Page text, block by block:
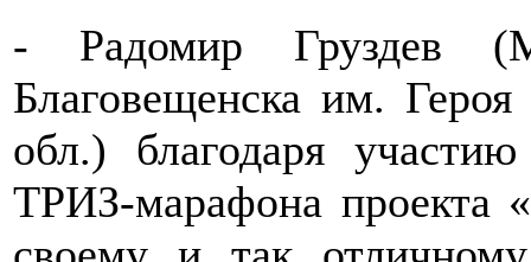
- Радомир
Благовещенска им.
обл.) благодаря
ТРИЗ-марафона проекта